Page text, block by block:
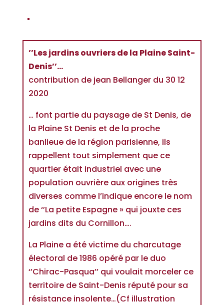
’’Les jardins ouvriers de la Plaine Saint-
Denis’’…
contribution de jean Bellanger du 30 12
2020
… font partie du paysage de St Denis, de
la Plaine St Denis et de la proche
banlieue de la région parisienne, ils
rappellent tout simplement que ce
quartier était industriel avec une
population ouvrière aux origines très
diverses comme l’indique encore le nom
de ‘’La petite Espagne » qui jouxte ces
jardins dits du Cornillon….
La Plaine a été victime du charcutage
électoral de 1986 opéré par le duo
‘’Chirac-Pasqua’’ qui voulait morceler ce
territoire de Saint-Denis réputé pour sa
résistance insolente…(Cf illustration